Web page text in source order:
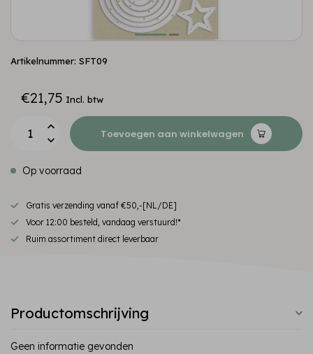
Artikelnummer: SFT09
€21,75 Incl. btw
Toevoegen aan winkelwagen
Op voorraad
Gratis verzending vanaf €50,-[NL/DE]
Voor 12:00 besteld, vandaag verstuurd!*
Ruim assortiment direct leverbaar
Productomschrijving
Geen informatie gevonden